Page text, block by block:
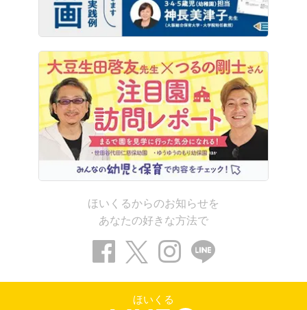
ほいくるからのお知らせを
あなたの好きな方法で
ほいくる